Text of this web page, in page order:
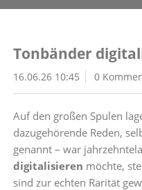
Tonbänder
16.06.26 10:45 0
Auf den großen Spulen
dazugehörende Reden,
genannt – war
digitalisieren möchte,
sind zur echten Rarität